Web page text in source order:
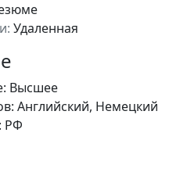
Удаленная
Высшее
Английский, Немецкий
РФ